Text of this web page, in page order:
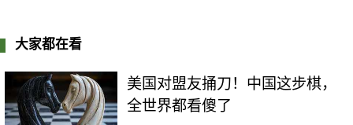
大家都在看
美国对盟友捅刀！中国这步棋，
全世界都看傻了